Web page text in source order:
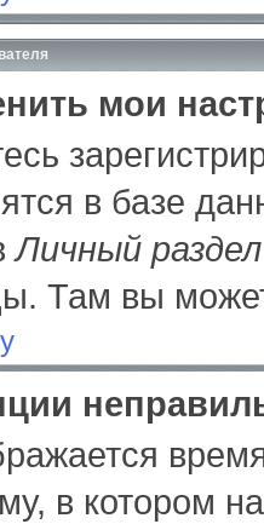
мои
в базе
Личный раздел
Там вы
в котором